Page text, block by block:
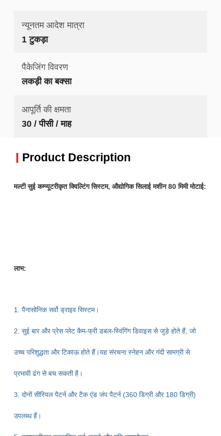
न्यूनतम आदेश मात्रा
1 टुकड़ा
पैकेजिंग विवरण
लकड़ी का बक्सा
आपूर्ति की क्षमता
30 / पीसी / माह
Product Description
मल्टी सुई कम्प्यूटरीकृत क्विल्टिंग सिस्टम, औद्योगिक सिलाई मशीन 80 मिमी मोटाई:
लाभ:
1. पैनासोनिक सर्वो ड्राइव सिस्टम।
2. सुई बार और प्रेस प्लेट कैम-फ्री डबल-स्विंगिंग डिवाइस से जुड़े होते हैं, जो
उच्च परिशुद्धता और टिकाऊ होते हैं।यह संरचना स्नेहन और गंदी सामग्री से
प्रभावी ढंग से बच सकती है।
3. दोनों सीरियल पैटर्न और टैक एंड जंप पैटर्न (360 डिग्री और 180 डिग्री)
उपलब्ध हैं।